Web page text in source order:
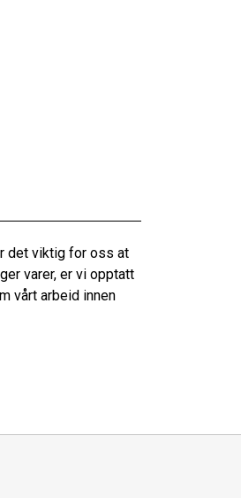
det viktig for oss at
varer, er vi opptatt
vårt arbeid innen